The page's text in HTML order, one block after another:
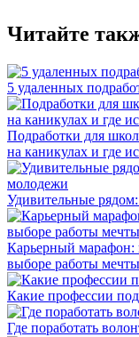
Читайте
5 удаленных
Подработки для
на каникулах и где
Удивительные
Карьерный марафон:
выборе работы мечты
Какие профессии
Где поработать